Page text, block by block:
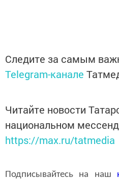
Следите за самым
Telegram-канале
Читайте новости
национальном
https://max.ru/tatmedia
Подписывайтесь на наш